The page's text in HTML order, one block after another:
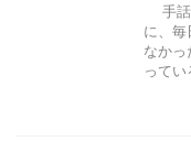
手話
に、
なかっ
って